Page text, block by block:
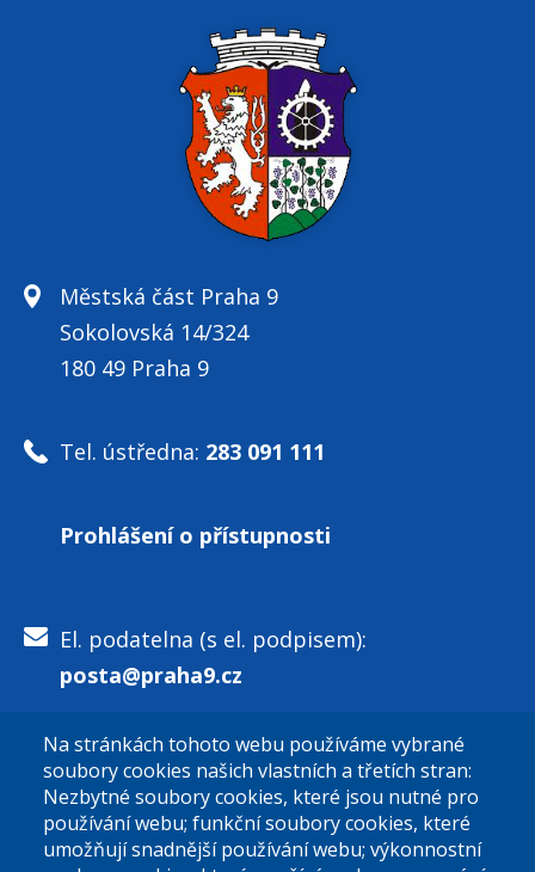
Městská část Praha 9
Sokolovská 14/324
180 49 Praha 9
Tel. ústředna: 283 091 111
Prohlášení o přístupnosti
El. podatelna (s el. podpisem):
posta@praha9.cz
El. podatelna (bez el. podpisu):
podatelna@praha9.cz
Na stránkách tohoto webu používáme vybrané
soubory cookies našich vlastních a třetích stran:
Nezbytné soubory cookies, které jsou nutné pro
používání webu; funkční soubory cookies, které
umožňují snadnější používání webu; výkonnostní